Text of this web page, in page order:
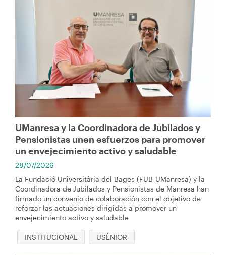
Imagen
UManresa y la Coordinadora de Jubilados y
Pensionistas unen esfuerzos para promover
un envejecimiento activo y saludable
28/07/2026
La Fundació Universitària del Bages (FUB-UManresa) y la
Coordinadora de Jubilados y Pensionistas de Manresa han
firmado un convenio de colaboración con el objetivo de
reforzar las actuaciones dirigidas a promover un
envejecimiento activo y saludable
INSTITUCIONAL USÈNIOR